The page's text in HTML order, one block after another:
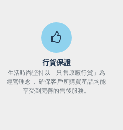
行貨保證
生活時尚堅持以「只售原廠行貨」為
經營理念， 確保客戶所購買產品均能
享受到完善的售後服務。